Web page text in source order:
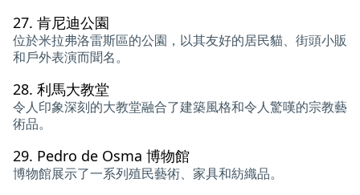
27. 肯尼迪公園
位於米拉弗洛雷斯區的公園，以其友好的居民貓、街頭小販
和戶外表演而聞名。
28. 利馬大教堂
令人印象深刻的大教堂融合了建築風格和令人驚嘆的宗教藝
術品。
29. Pedro de Osma 博物館
博物館展示了一系列殖民藝術、家具和紡織品。